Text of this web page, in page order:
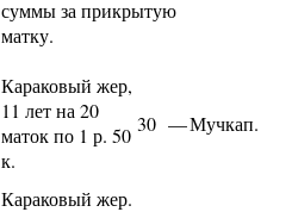
суммы за прикрытую
матку.
Караковый жер,
11 лет на 20
маток по 1 р. 50
к.
30 —Мучкап.
Караковый жер.